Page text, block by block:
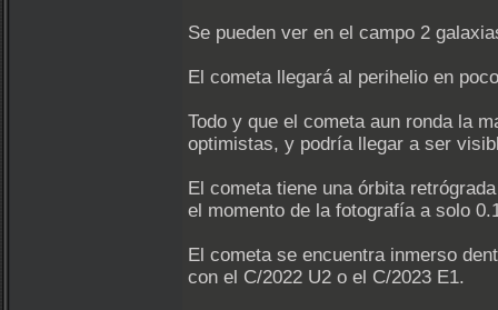
Se pueden ver en el campo 2
El cometa llegará al perihelio en
Todo y que el cometa aun ronda la
optimistas, y podría llegar a ser
El cometa tiene una órbita
el momento de la fotografía a solo
El cometa se encuentra inmerso
con el C/2022 U2 o el C/2023 E1.